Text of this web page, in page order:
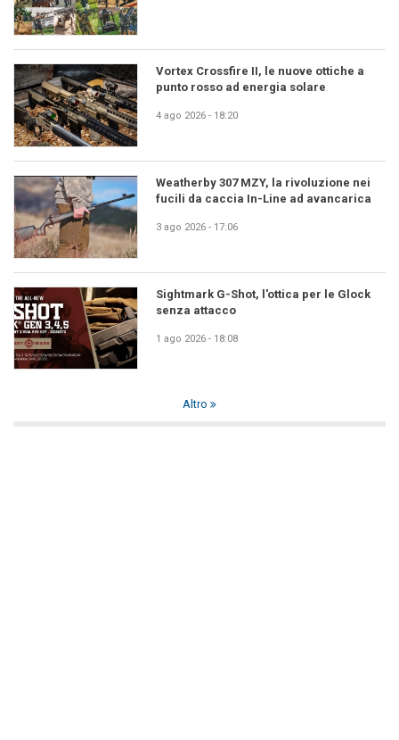
Vortex Crossfire II, le nuove ottiche a
punto rosso ad energia solare
4 ago 2026 - 18:20
Weatherby 307 MZY, la rivoluzione nei
fucili da caccia In-Line ad avancarica
3 ago 2026 - 17:06
Sightmark G-Shot, l'ottica per le Glock
senza attacco
1 ago 2026 - 18:08
Altro